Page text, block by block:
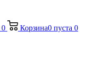
0 Корзина0 пуста 0